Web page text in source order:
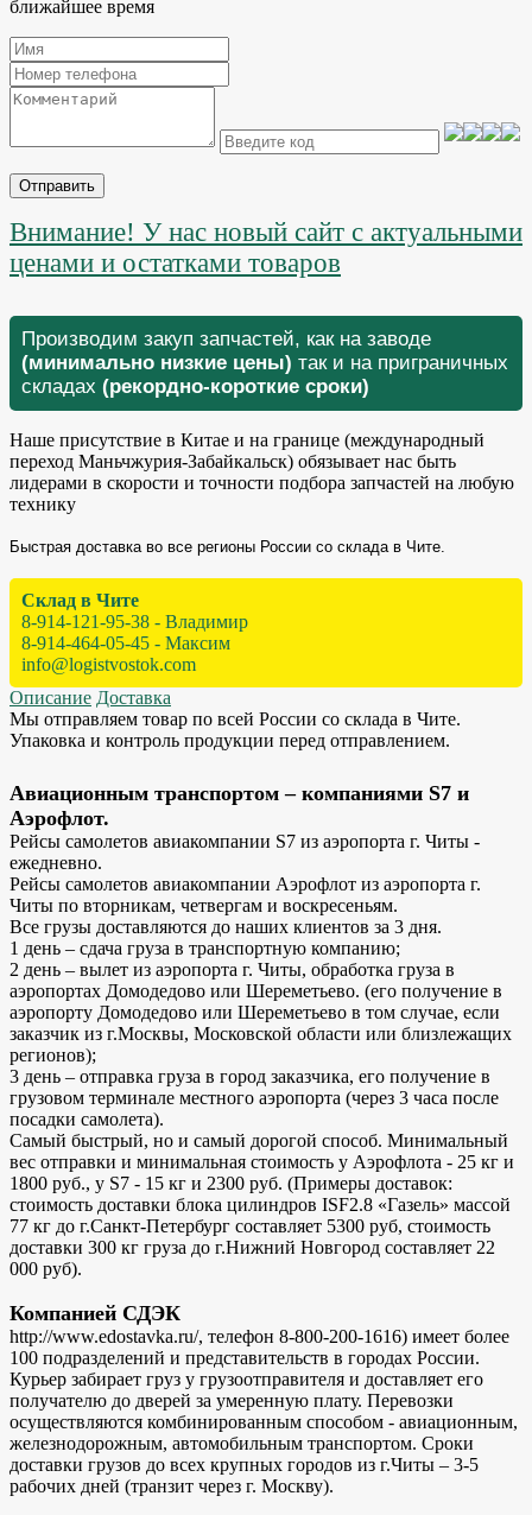
ближайшее время
Отправить
Внимание! У нас новый сайт с актуальными
ценами и остатками товаров
Производим закуп запчастей, как на заводе
(минимально низкие цены) так и на приграничных
складах (рекордно-короткие сроки)
Наше присутствие в Китае и на границе (международный
переход Маньчжурия-Забайкальск) обязывает нас быть
лидерами в скорости и точности подбора запчастей на любую
технику
Быстрая доставка во все регионы России со склада в Чите.
Склад в Чите
8-914-121-95-38 - Владимир
8-914-464-05-45 - Максим
info@logistvostok.com
Описание Доставка
Мы отправляем товар по всей России со склада в Чите.
Упаковка и контроль продукции перед отправлением.
Авиационным транспортом – компаниями S7 и
Аэрофлот.
Рейсы самолетов авиакомпании S7 из аэропорта г. Читы -
ежедневно.
Рейсы самолетов авиакомпании Аэрофлот из аэропорта г.
Читы по вторникам, четвергам и воскресеньям.
Все грузы доставляются до наших клиентов за 3 дня.
1 день – сдача груза в транспортную компанию;
2 день – вылет из аэропорта г. Читы, обработка груза в
аэропортах Домодедово или Шереметьево. (его получение в
аэропорту Домодедово или Шереметьево в том случае, если
заказчик из г.Москвы, Московской области или близлежащих
регионов);
3 день – отправка груза в город заказчика, его получение в
грузовом терминале местного аэропорта (через 3 часа после
посадки самолета).
Самый быстрый, но и самый дорогой способ. Минимальный
вес отправки и минимальная стоимость у Аэрофлота - 25 кг и
1800 руб., у S7 - 15 кг и 2300 руб. (Примеры доставок:
стоимость доставки блока цилиндров ISF2.8 «Газель» массой
77 кг до г.Санкт-Петербург составляет 5300 руб, стоимость
доставки 300 кг груза до г.Нижний Новгород составляет 22
000 руб).
Компанией СДЭК
http://www.edostavka.ru/, телефон 8-800-200-1616) имеет более
100 подразделений и представительств в городах России.
Курьер забирает груз у грузоотправителя и доставляет его
получателю до дверей за умеренную плату. Перевозки
осуществляются комбинированным способом - авиационным,
железнодорожным, автомобильным транспортом. Сроки
доставки грузов до всех крупных городов из г.Читы – 3-5
рабочих дней (транзит через г. Москву).